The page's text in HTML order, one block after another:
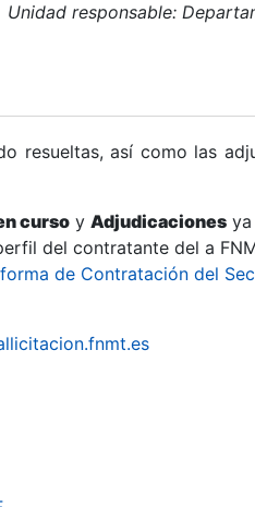
Unidad responsable:
resueltas, así como las
curso y Adjudicaciones
del contratante del a
de Contratación del